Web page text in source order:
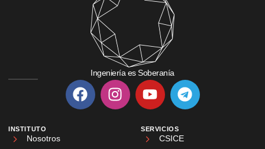
Ingeniería es Soberanía
INSTITUTO
Nosotros
SERVICIOS
CSICE